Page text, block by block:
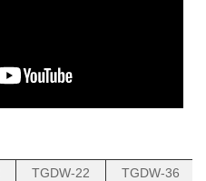
TGDW-22
TGDW-36